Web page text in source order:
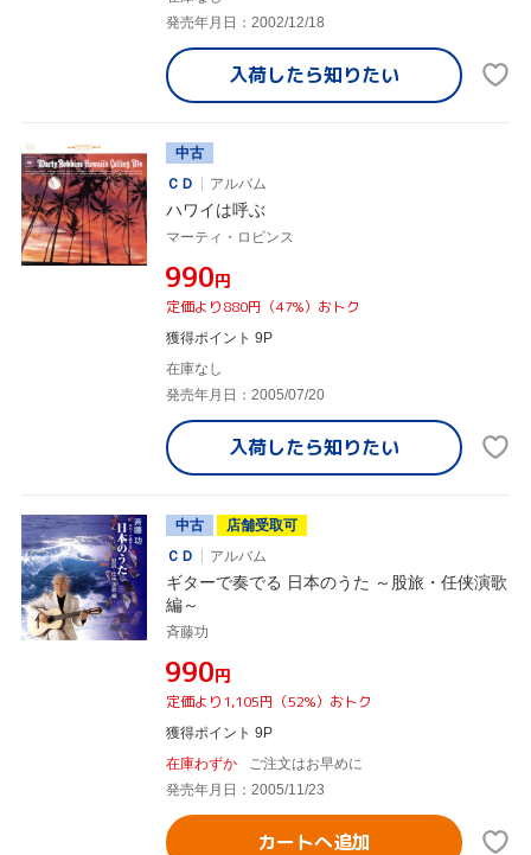
発売年月日：2002/12/18
入荷したら知りたい
中古
ＣＤ
アルバム
ハワイは呼ぶ
マーティ・ロビンス
¥990円
定価より880円（47%）おトク
獲得ポイント 9P
在庫なし
発売年月日：2005/07/20
入荷したら知りたい
中古
店舗受取可
ＣＤ
アルバム
ギターで奏でる 日本のうた ～股旅・任侠演歌
編～
斉藤功
¥990円
定価より1,105円（52%）おトク
獲得ポイント 9P
在庫わずか
ご注文はお早めに
発売年月日：2005/11/23
カートへ追加